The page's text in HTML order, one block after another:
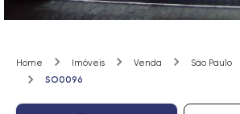
Home Imóveis Venda São Paulo
SO0096